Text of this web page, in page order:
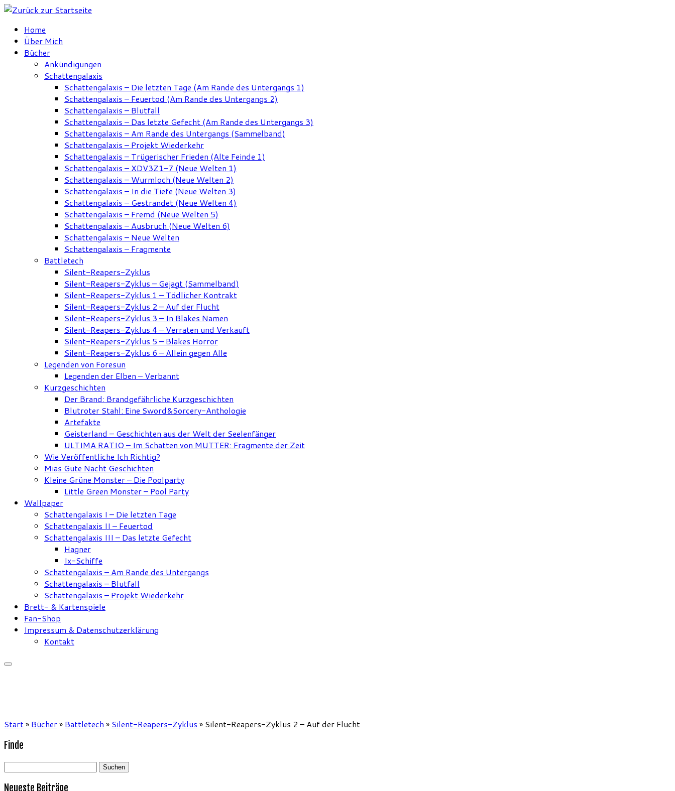
Zum
springenHome
Über Mich
Bücher
Ankündigungen
Schattengalaxis
Schattengalaxis – Die letzten Tage (Am Rande des Untergangs 1)
Schattengalaxis – Feuertod (Am Rande des Untergangs 2)
Schattengalaxis – Blutfall
Schattengalaxis – Das letzte Gefecht (Am Rande des Untergangs 3)
Schattengalaxis – Am Rande des Untergangs (Sammelband)
Schattengalaxis – Projekt Wiederkehr
Schattengalaxis – Trügerischer Frieden (Alte Feinde 1)
Schattengalaxis – XDV3Z1-7 (Neue Welten 1)
Schattengalaxis – Wurmloch (Neue Welten 2)
Schattengalaxis – In die Tiefe (Neue Welten 3)
Schattengalaxis – Gestrandet (Neue Welten 4)
Schattengalaxis – Fremd (Neue Welten 5)
Schattengalaxis – Ausbruch (Neue Welten 6)
Schattengalaxis – Neue Welten
Schattengalaxis – Fragmente
Battletech
Silent-Reapers-Zyklus
Silent-Reapers-Zyklus – Gejagt (Sammelband)
Silent-Reapers-Zyklus 1 – Tödlicher Kontrakt
Silent-Reapers-Zyklus 2 – Auf der Flucht
Silent-Reapers-Zyklus 3 – In Blakes Namen
Silent-Reapers-Zyklus 4 – Verraten und Verkauft
Silent-Reapers-Zyklus 5 – Blakes Horror
Silent-Reapers-Zyklus 6 – Allein gegen Alle
Legenden von Foresun
Legenden der Elben – Verbannt
Kurzgeschichten
Der Brand: Brandgefährliche Kurzgeschichten
Blutroter Stahl: Eine Sword&Sorcery-Anthologie
Artefakte
Geisterland – Geschichten aus der Welt der Seelenfänger
ULTIMA RATIO – Im Schatten von MUTTER: Fragmente der Zeit
Wie Veröffentliche Ich Richtig?
Mias Gute Nacht Geschichten
Kleine Grüne Monster – Die Poolparty
Little Green Monster – Pool Party
Wallpaper
Schattengalaxis I – Die letzten Tage
Schattengalaxis II – Feuertod
Schattengalaxis III – Das letzte Gefecht
Hagner
Ix-Schiffe
Schattengalaxis – Am Rande des Untergangs
Schattengalaxis – Blutfall
Schattengalaxis – Projekt Wiederkehr
Brett- & Kartenspiele
Fan-Shop
Impressum & Datenschutzerklärung
Kontakt
Start» Bücher» Battletech » Silent-Reapers-Zyklus » Silent-Reapers-Zyklus 2 – Auf der Flucht
Finde
Suchen
Neueste Beiträge